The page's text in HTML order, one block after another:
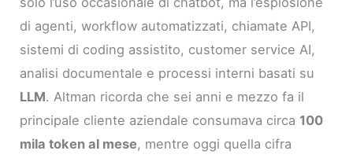
di agenti, workflow automatizzati, chiamate API,
sistemi di coding assistito, customer service AI,
analisi documentale e processi interni basati su
LLM. Altman ricorda che sei anni e mezzo fa il
principale cliente aziendale consumava circa 100
mila token al mese, mentre oggi quella cifra